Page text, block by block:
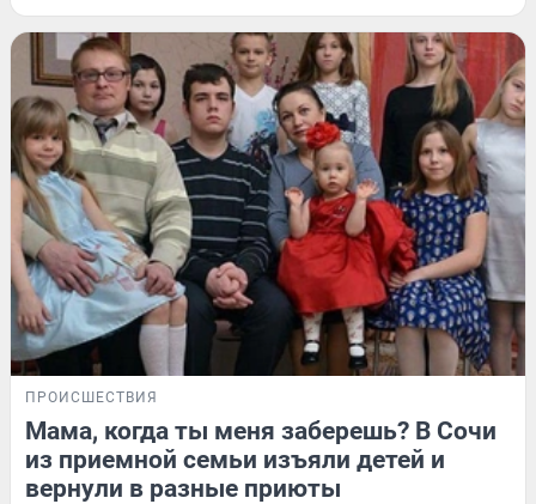
ПРОИСШЕСТВИЯ
Мама, когда ты меня заберешь? В Сочи
из приемной семьи изъяли детей и
вернули в разные приюты